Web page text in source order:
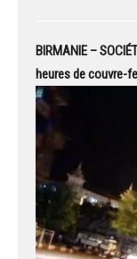
BIRMANIE –
heures de couvre-